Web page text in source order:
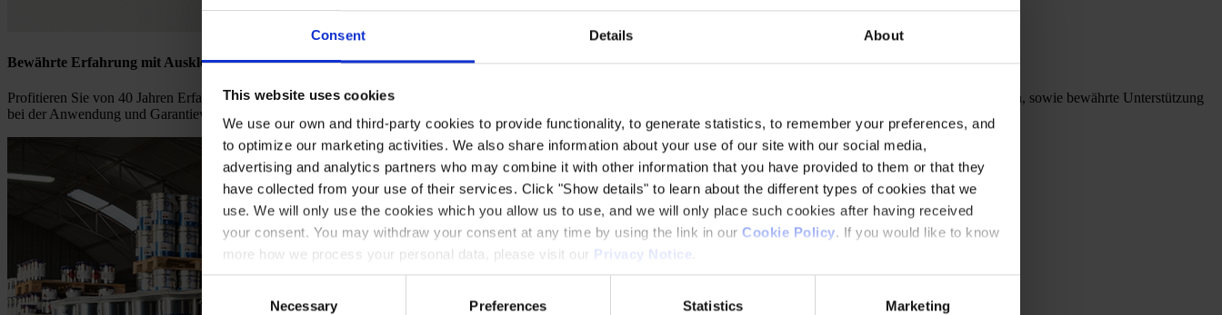
Consent Details About
This website uses cookies
We use our own and third-party cookies to provide functionality, to generate statistics, to remember your preferences, and
to optimize our marketing activities. We also share information about your use of our site with our social media,
advertising and analytics partners who may combine it with other information that you have provided to them or that they
have collected from your use of their services. Click "Show details" to learn about the different types of cookies that we
use. We will only use the cookies which you allow us to use, and we will only place such cookies after having received
your consent. You may withdraw your consent at any time by using the link in our Cookie Policy. If you would like to know
more how we process your personal data, please visit our Privacy Notice
Selection
Necessary Preferences Statistics Marketing
Bewährte Erfahrung mit Auskleidungen
Profitieren Sie von 40 Jahren Erfahrung in der Auskleidung bei Ihrem nächsten Projekt. Wir gewährleisten konsistente Qualität und schnelle Lieferung, egal wo Sie sich befinden, sowie bewährte Unterstützung
bei der Anwendung und Garantievereinbarungen für noch mehr Sicherheit.